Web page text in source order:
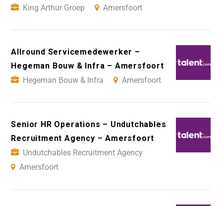
King Arthur Groep
Amersfoort
Allround Servicemedewerker –
Hegeman Bouw & Infra – Amersfoort
Hegeman Bouw & Infra
Amersfoort
Senior HR Operations – Undutchables
Recruitment Agency – Amersfoort
Undutchables Recruitment Agency
Amersfoort